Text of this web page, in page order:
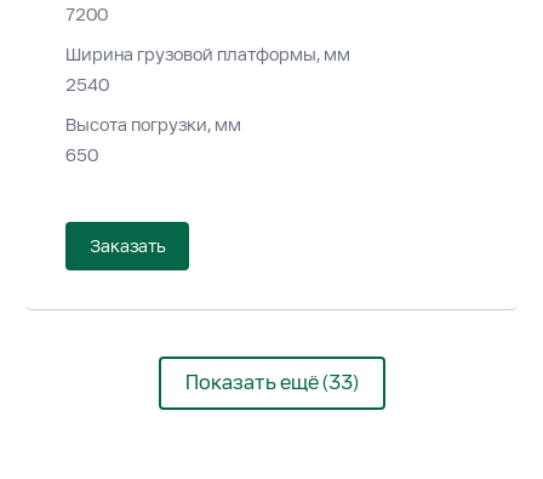
7200
Ширина грузовой платформы, мм
2540
Высота погрузки, мм
650
Заказать
Показать ещё (33)